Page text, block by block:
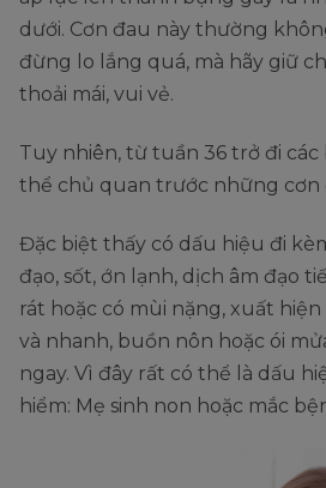
dưới. Cơn đau này thường
đừng lo lắng quá, mà hãy giữ
thoải mái, vui vẻ.
Tuy nhiên, từ tuần 36 trở đi
thể chủ quan trước những cơn
Đặc biệt thấy có dấu hiệu đi
đạo, sốt, ớn lạnh, dịch âm đạo
rát hoặc có mùi nặng, xuất
và nhanh, buồn nôn hoặc ói
ngay. Vì đây rất có thể là dấu
hiểm: Mẹ sinh non hoặc mắc